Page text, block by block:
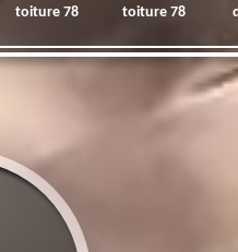
toiture 78
toiture 78